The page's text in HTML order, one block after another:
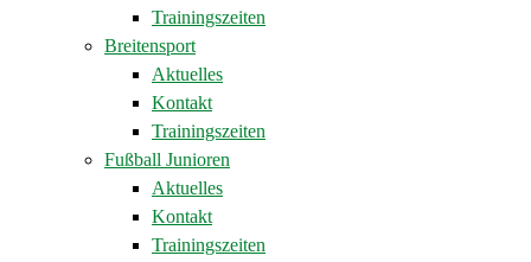
Trainingszeiten
Breitensport
Aktuelles
Kontakt
Trainingszeiten
Fußball Junioren
Aktuelles
Kontakt
Trainingszeiten